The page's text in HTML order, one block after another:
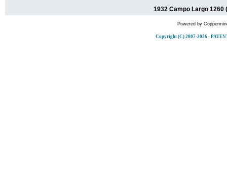
1932 Campo Largo 1260
Powered by
Copyright (C) 2007-2026 -